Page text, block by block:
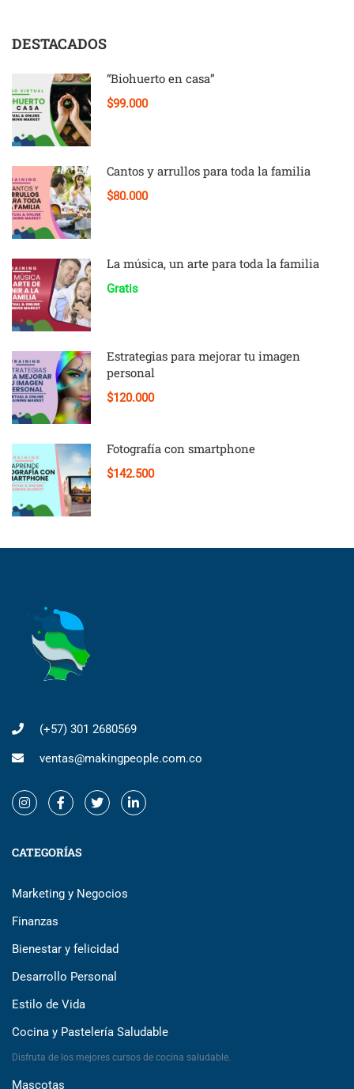
DESTACADOS
“Biohuerto en casa”
$99.000
Cantos y arrullos para toda la familia
$80.000
La música, un arte para toda la familia
Gratis
Estrategias para mejorar tu imagen
personal
$120.000
Fotografía con smartphone
$142.500
(+57) 301 2680569
ventas@makingpeople.com.co
CATEGORÍAS
Marketing y Negocios
Finanzas
Bienestar y felicidad
Desarrollo Personal
Estilo de Vida
Cocina y Pastelería Saludable
Disfruta de los mejores cursos de cocina saludable.
Mascotas